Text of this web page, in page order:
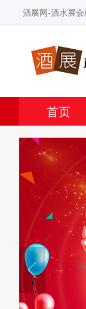
酒展网-酒水展
首页